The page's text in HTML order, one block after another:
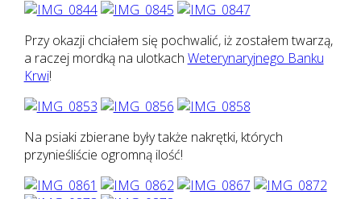
Przy okazji chciałem się pochwalić, iż zostałem twarzą,
a raczej mordką na ulotkach Weterynaryjnego Banku
Krwi!
Na psiaki zbierane były także nakrętki, których
przynieśliście ogromną ilość!